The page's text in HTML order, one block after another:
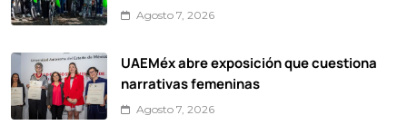
Agosto 7, 2026
UAEMéx abre exposición que cuestiona
narrativas femeninas
Agosto 7, 2026